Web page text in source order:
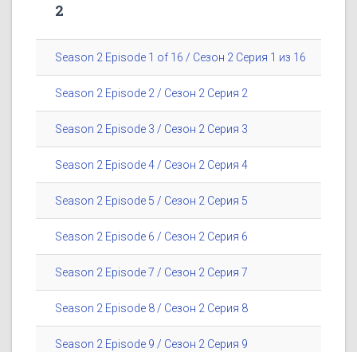
2
Season 2 Episode 1 of 16 / Сезон 2 Серия 1 из 16
Season 2 Episode 2 / Сезон 2 Серия 2
Season 2 Episode 3 / Сезон 2 Серия 3
Season 2 Episode 4 / Сезон 2 Серия 4
Season 2 Episode 5 / Сезон 2 Серия 5
Season 2 Episode 6 / Сезон 2 Серия 6
Season 2 Episode 7 / Сезон 2 Серия 7
Season 2 Episode 8 / Сезон 2 Серия 8
Season 2 Episode 9 / Сезон 2 Серия 9